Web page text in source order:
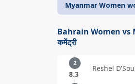
Myanmar Women
Bahrain Women vs
कमेंट्री
2
8.3
Reshel